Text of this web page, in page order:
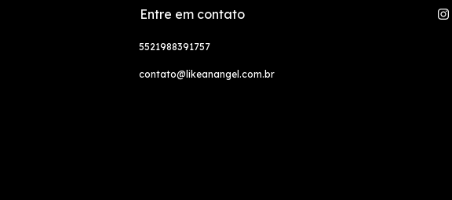
Entre em contato
5521988391757
contato@likeanangel.com.br